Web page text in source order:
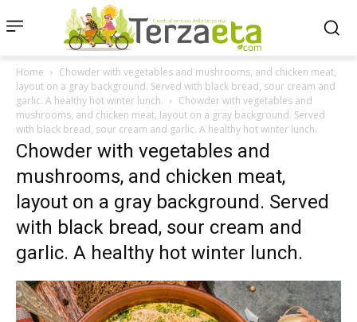
Home
Chowder with vegetables and mushrooms, and chicken meat,
layout on a gray background. Served with black bread, sour cream and
garlic. A healthy hot winter lunch.
Chowder with vegetables and
mushrooms, and chicken meat, layout on a gray background. Served
with black bread, sour cream and garlic. A healthy hot winter lunch.
Chowder with vegetables and
mushrooms, and chicken meat,
layout on a gray background. Served
with black bread, sour cream and
garlic. A healthy hot winter lunch.